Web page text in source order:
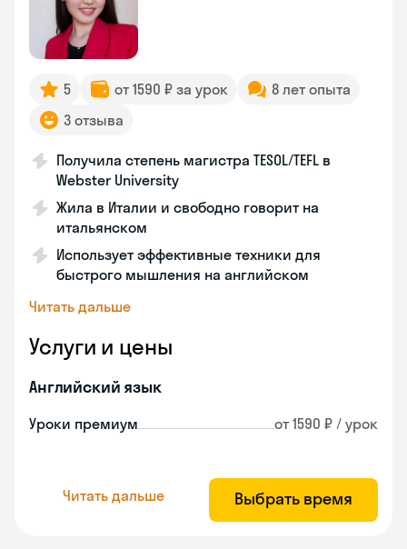
5 от 1590 ₽ за урок
8 лет опыта
3 отзыва
Получила степень магистра TESOL/TEFL в
Webster University
Жила в Италии и свободно говорит на
итальянском
Использует эффективные техники для
быстрого мышления на английском
Читать дальше
Услуги и цены
Английский язык
Уроки премиум от 1590 ₽ / урок
Читать дальше Выбрать время